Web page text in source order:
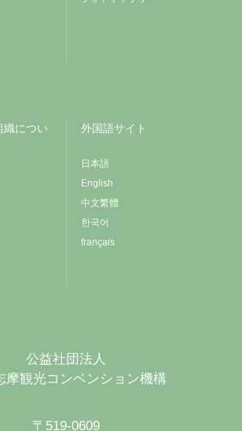
織につい
外国語サイト
日本語
English
中文繁體
한국어
français
公益社団法人
摩観光コンベンション機構
〒519-0609